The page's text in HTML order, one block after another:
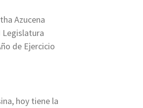
Azucena
Legislatura
de Ejercicio
hoy tiene la